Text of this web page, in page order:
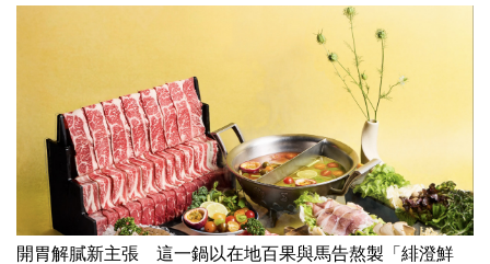
開胃解膩新主張 這一鍋以在地百果與馬告熬製「緋澄鮮